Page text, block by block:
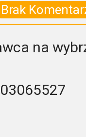
Brak
na